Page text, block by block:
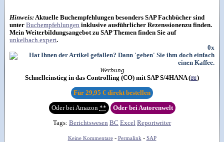
Hinweis:Aktuelle Buchempfehlungen besonders SAP Fachbücher sind
unterBuchempfehlungen inklusive ausführlicher Rezenssionenzu finden.
Mein Weiterbildungsangebot zu SAP Themen finden Sie auf
unkelbach.expert.
0x
Werbung
Schnelleinstieg in das Controlling (CO) mit SAP S/4HANA (📖)
Für 29,95 € direkt bestellen
Oder bei Amazon ** Oder bei Autorenwelt
Tags: Berichtswesen BC Excel Reportwriter
Keine Kommentare- Permalink- SAP